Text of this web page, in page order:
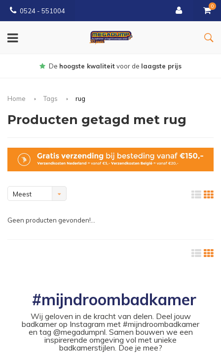
0524 - 551004
0
Gratisbezorgd vanaf €150
Home Tags rug
Producten getagd met rug
Meest
Geen producten gevonden!...
#mijndroombadkamer
Wij geloven in de kracht van delen. Deel jouw
badkamer op Instagram met #mijndroombadkamer
en tag @megadumpnl. Samen bouwen we een
inspirerende omgeving vol met unieke
badkamerstijlen. Doe je mee?